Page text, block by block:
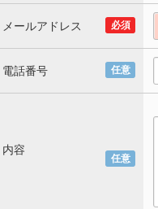
必須
メールアドレス
任意
電話番号
任意
内容